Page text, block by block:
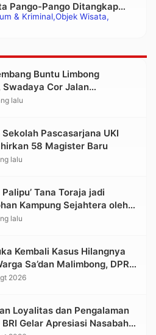
& Kriminal Objek Wisata
Pango-Pango Ditangkap
Buntu Limbong
Swadaya Cor Jalan
500 Meter
lalu
Pascasarjana UKI
58 Magister Baru
lalu
Tana Toraja jadi
Kampung Sejahtera oleh
lalu
Kembali Kasus Hilangnya
Sa’dan Malimbong, DPRD
Terkait Diminta
2026
Loyalitas dan Pengalaman
Gelar Apresiasi Nasabah